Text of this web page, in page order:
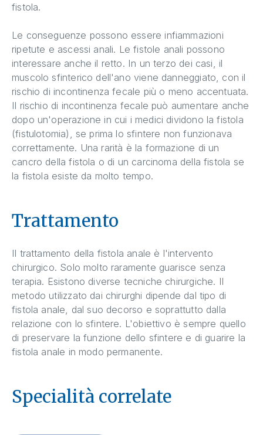
fistola.
Le conseguenze possono essere infiammazioni
ripetute e ascessi anali. Le fistole anali possono
interessare anche il retto. In un terzo dei casi, il
muscolo sfinterico dell'ano viene danneggiato, con il
rischio di incontinenza fecale più o meno accentuata.
Il rischio di incontinenza fecale può aumentare anche
dopo un'operazione in cui i medici dividono la fistola
(fistulotomia), se prima lo sfintere non funzionava
correttamente. Una rarità è la formazione di un
cancro della fistola o di un carcinoma della fistola se
la fistola esiste da molto tempo.
Trattamento
Il trattamento della fistola anale è l'intervento
chirurgico. Solo molto raramente guarisce senza
terapia. Esistono diverse tecniche chirurgiche. Il
metodo utilizzato dai chirurghi dipende dal tipo di
fistola anale, dal suo decorso e soprattutto dalla
relazione con lo sfintere. L'obiettivo è sempre quello
di preservare la funzione dello sfintere e di guarire la
fistola anale in modo permanente.
Specialità correlate